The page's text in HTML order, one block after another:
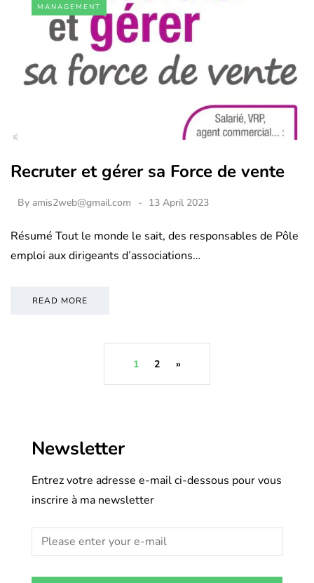
MANAGEMENT
Recruter et gérer sa Force de vente
By amis2web@gmail.com 13 April 2023
Résumé Tout le monde le sait, des responsables de Pôle
emploi aux dirigeants d’associations…
READ MORE
1 2 »
Newsletter
Entrez votre adresse e-mail ci-dessous pour vous
inscrire à ma newsletter